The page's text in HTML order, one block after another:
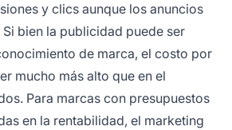
y clics aunque los anuncios
bien la publicidad puede ser
de marca, el costo por
mucho más alto que en el
Para marcas con presupuestos
en la rentabilidad, el marketing